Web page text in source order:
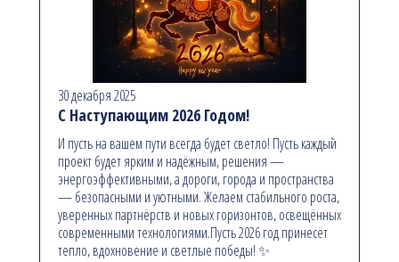
30 декабря 2025
С Наступающим 2026 Годом!
И пусть на вашем пути всегда будет светло! Пусть каждый
проект будет ярким и надёжным, решения —
энергоэффективными, а дороги, города и пространства
— безопасными и уютными. Желаем стабильного роста,
уверенных партнёрств и новых горизонтов, освещённых
современными технологиями.Пусть 2026 год принесёт
тепло, вдохновение и светлые победы! ✨